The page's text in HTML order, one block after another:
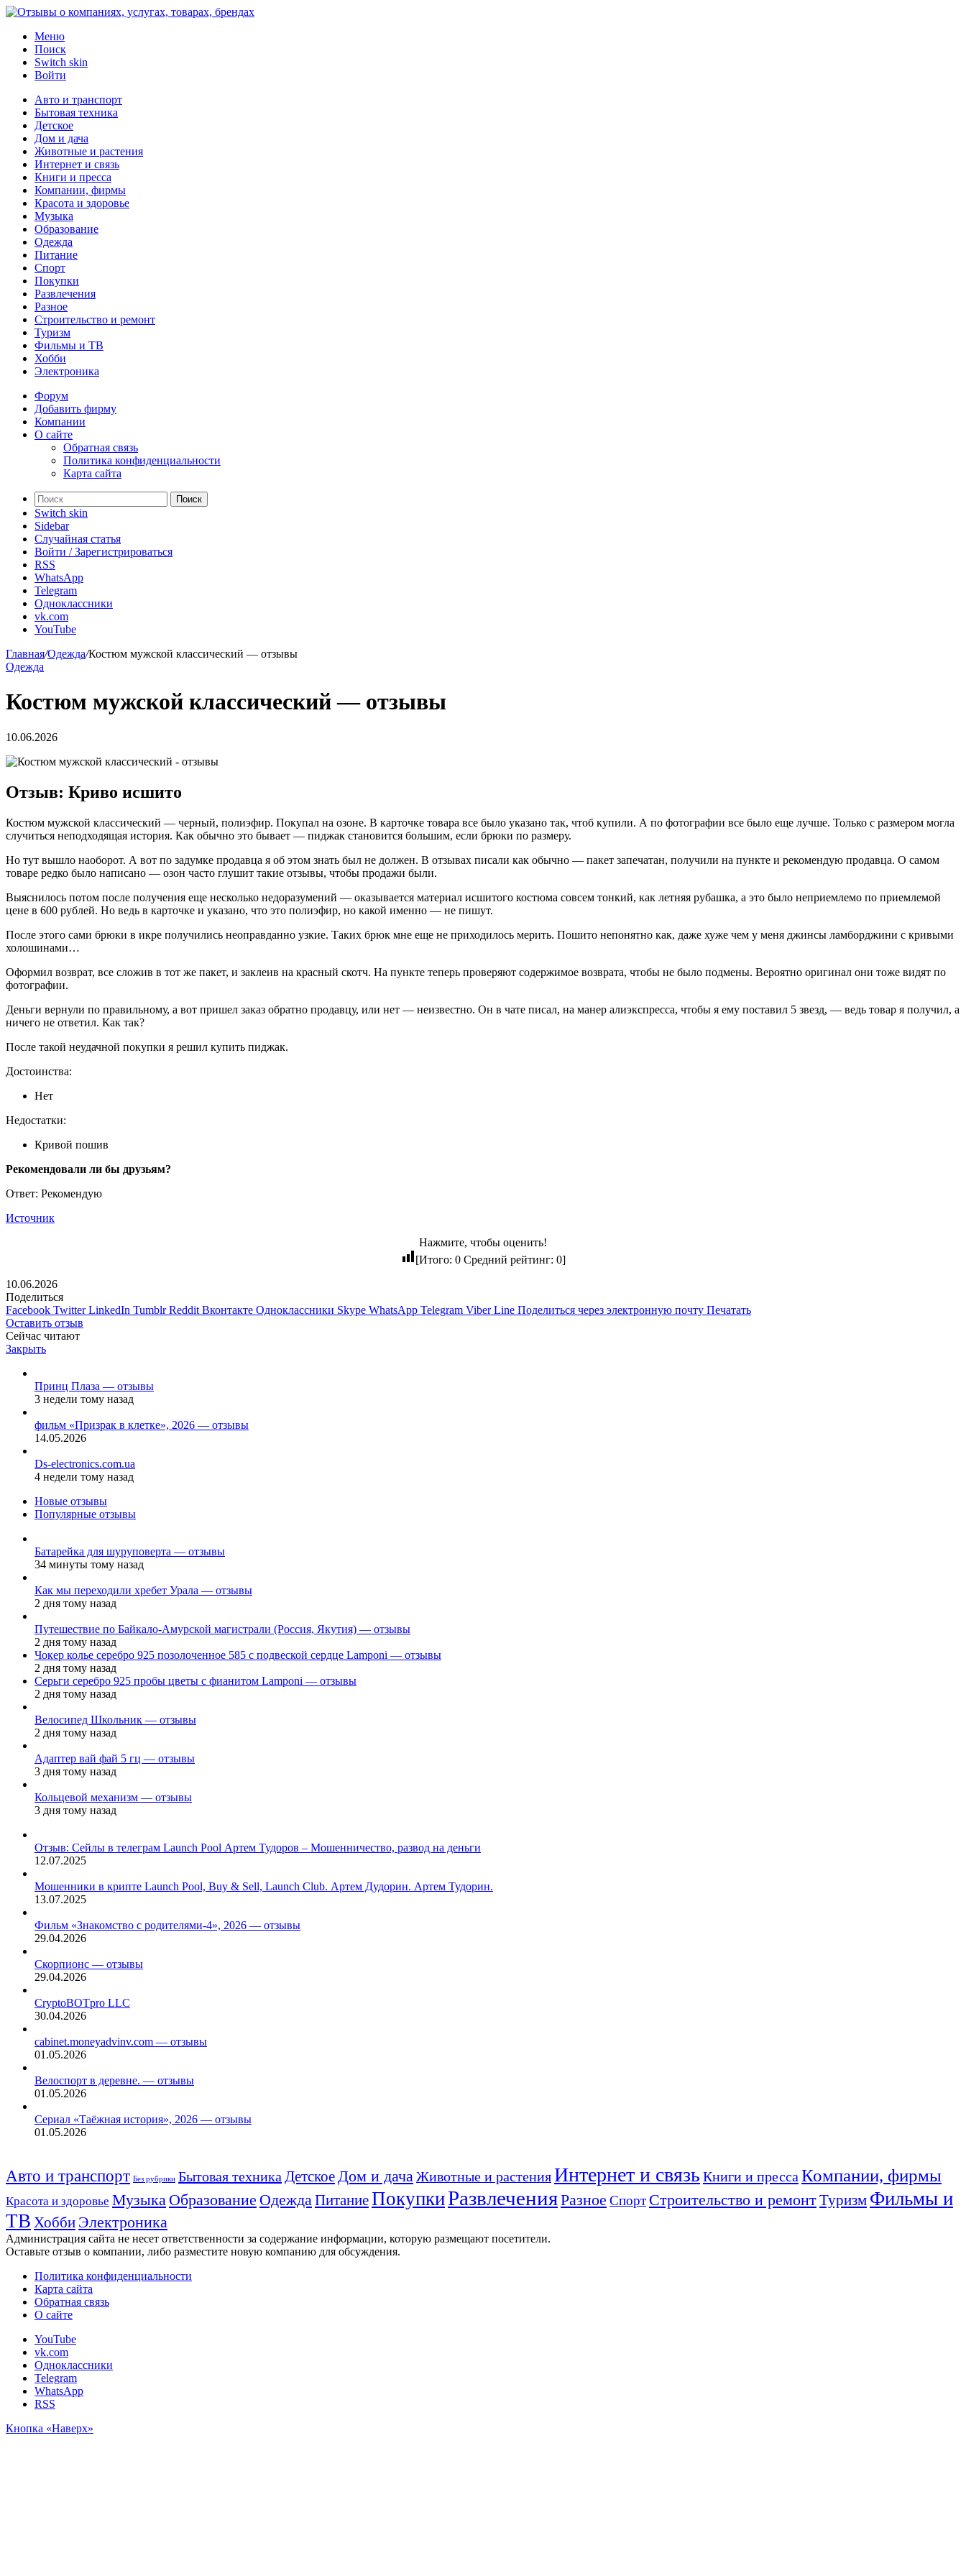
Меню
Поиск
Switch skin
Войти
Авто и транспорт
Бытовая техника
Детское
Дом и дача
Животные и растения
Интернет и связь
Книги и пресса
Компании, фирмы
Красота и здоровье
Музыка
Образование
Одежда
Питание
Спорт
Покупки
Развлечения
Разное
Строительство и ремонт
Туризм
Фильмы и ТВ
Хобби
Электроника
Форум
Добавить фирму
Компании
О сайте
Обратная связь
Политика конфиденциальности
Карта сайта
Поиск
Switch skin
Sidebar
Случайная статья
Войти / Зарегистрироваться
RSS
WhatsApp
Telegram
Одноклассники
vk.com
YouTube
Главная/Одежда/Костюм мужской классический — отзывы
Одежда
Костюм мужской классический — отзывы
10.06.2026
Отзыв: Криво исшито
Костюм мужской классический — черный, полиэфир. Покупал на озоне. В карточке товара все было указано так, чтоб купили. А по фотографии все было еще лучше. Только с размером могла
случиться неподходящая история. Как обычно это бывает — пиджак становится большим, если брюки по размеру.
Но тут вышло наоборот. А вот по задумке продавца я об этом знать был не должен. В отзывах писали как обычно — пакет запечатан, получили на пункте и рекомендую продавца. О самом
товаре редко было написано — озон часто глушит такие отзывы, чтобы продажи были.
Выяснилось потом после получения еще несколько недоразумений — оказывается материал исшитого костюма совсем тонкий, как летняя рубашка, а это было неприемлемо по приемлемой
цене в 600 рублей. Но ведь в карточке и указано, что это полиэфир, но какой именно — не пишут.
После этого сами брюки в икре получились неоправданно узкие. Таких брюк мне еще не приходилось мерить. Пошито непонятно как, даже хуже чем у меня джинсы ламборджини с кривыми
холошинами…
Оформил возврат, все сложив в тот же пакет, и заклеив на красный скотч. На пункте теперь проверяют содержимое возврата, чтобы не было подмены. Вероятно оригинал они тоже видят по
фотографии.
Деньги вернули по правильному, а вот пришел заказ обратно продавцу, или нет — неизвестно. Он в чате писал, на манер алиэкспресса, чтобы я ему поставил 5 звезд, — ведь товар я получил, а
ничего не ответил. Как так?
После такой неудачной покупки я решил купить пиджак.
Достоинства:
Нет
Недостатки:
Кривой пошив
Рекомендовали ли бы друзьям?
Ответ: Рекомендую
Источник
Нажмите, чтобы оценить!
[Итого: 0Средний рейтинг: 0]
10.06.2026
Поделиться
Facebook Twitter LinkedIn Tumblr Reddit Вконтакте Одноклассники Skype WhatsApp Telegram Viber Line Поделиться через электронную почту Печатать
Оставить отзыв
Сейчас читают
Закрыть
Принц Плаза — отзывы
3 недели тому назад
фильм «Призрак в клетке», 2026 — отзывы
14.05.2026
Ds-electronics.com.ua
4 недели тому назад
Новые отзывы
Популярные отзывы
Батарейка для шуруповерта — отзывы
34 минуты тому назад
Как мы переходили хребет Урала — отзывы
2 дня тому назад
Путешествие по Байкало-Амурской магистрали (Россия, Якутия) — отзывы
2 дня тому назад
Чокер колье серебро 925 позолоченное 585 с подвеской сердце Lamponi — отзывы
2 дня тому назад
Серьги серебро 925 пробы цветы с фианитом Lamponi — отзывы
2 дня тому назад
Велосипед Школьник — отзывы
2 дня тому назад
Адаптер вай фай 5 гц — отзывы
3 дня тому назад
Кольцевой механизм — отзывы
3 дня тому назад
Отзыв: Сейлы в телеграм Launch Pool Артем Тудоров – Мошенничество, развод на деньги
12.07.2025
Мошенники в крипте Launch Pool, Buy & Sell, Launch Club. Артем Дудорин. Артем Тудорин.
13.07.2025
Фильм «Знакомство с родителями-4», 2026 — отзывы
29.04.2026
Скорпионс — отзывы
29.04.2026
CryptoBOTpro LLC
30.04.2026
cabinet.moneyadvinv.com — отзывы
01.05.2026
Велоспорт в деревне. — отзывы
01.05.2026
Сериал «Таёжная история», 2026 — отзывы
01.05.2026
Авто и транспорт Без рубрики Бытовая техника Детское Дом и дача Животные и растенияИнтернет и связь Книги и пресса Компании, фирмы
Красота и здоровье Музыка Образование Одежда ПитаниеПокупкиРазвлеченияРазное Спорт Строительство и ремонтТуризм Фильмы и
ТВ Хобби Электроника
Администрация сайта не несет ответственности за содержание информации, которую размещают посетители.
Оставьте отзыв о компании, либо разместите новую компанию для обсуждения.
Политика конфиденциальности
Карта сайта
Обратная связь
О сайте
YouTube
vk.com
Одноклассники
Telegram
WhatsApp
RSS
Кнопка «Наверх»